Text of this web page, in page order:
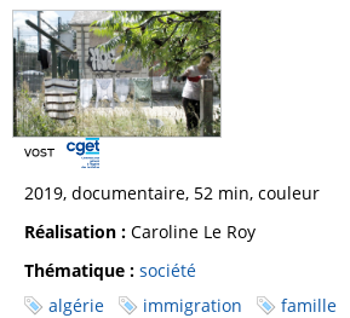
2019, documentaire, 52 min, couleur
Réalisation : Caroline Le Roy
Thématique : société
algérie
immigration famille